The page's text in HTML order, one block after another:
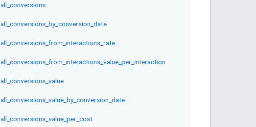
all_conversions
all_conversions_by_conversion_date
all_conversions_from_interactions_rate
all_conversions_from_interactions_value_per_interaction
all_conversions_value
all_conversions_value_by_conversion_date
all_conversions_value_per_cost